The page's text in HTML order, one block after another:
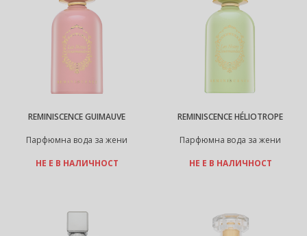
REMINISCENCE GUIMAUVE
Парфюмна вода за жени
НЕ Е В НАЛИЧНОСТ
REMINISCENCE HÉLIOTROPE
Парфюмна вода за жени
НЕ Е В НАЛИЧНОСТ